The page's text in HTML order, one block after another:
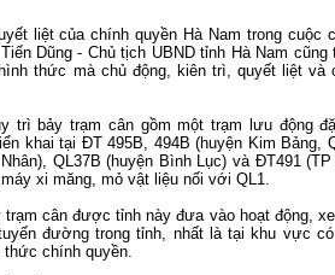
liệt của chính quyền Hà Nam trong cuộc
Dũng - Chủ tịch UBND tỉnh Hà Nam cũng
thức mà chủ động, kiên trì, quyết liệt và
trì bảy trạm cân gồm một trạm lưu động
khai tại ĐT 495B, 494B (huyện Kim Bảng,
QL37B (huyện Bình Lục) và ĐT491
xi măng, mỏ vật liệu nối với QL1.
cân được tỉnh này đưa vào hoạt động,
đường trong tỉnh, nhất là tại khu vực
chính quyền.